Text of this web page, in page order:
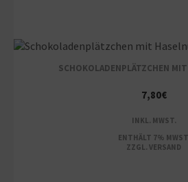
SCHOKOLADENPLÄTZCHEN
7,80€
INKL. MWST.
ENTHÄLT 7%
ZZGL. VERSAND